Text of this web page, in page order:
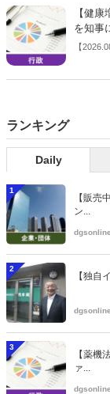
会等に
【健
を知事
【
関する
ランキング
Daily
1
【販売
ン...
dgsonline
2
【独自
dgsonline
3
【薬機
ァ...
dgsonline